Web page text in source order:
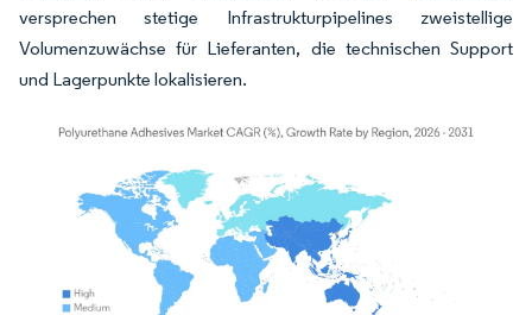
versprechen stetige Infrastrukturpipelines zweistellige
Volumenzuwächse für Lieferanten, die technischen Support
und Lagerpunkte lokalisieren.